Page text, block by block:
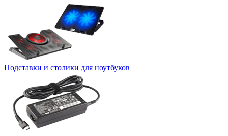
Подставки и столики для ноутбуков